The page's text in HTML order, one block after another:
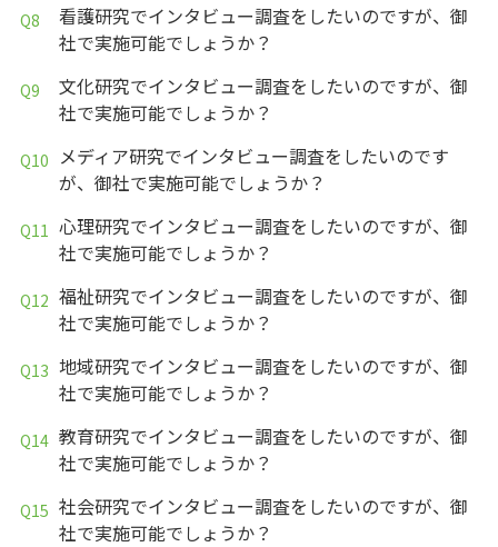
看護研究でインタビュー調査をしたいのですが、御
社で実施可能でしょうか？
文化研究でインタビュー調査をしたいのですが、御
社で実施可能でしょうか？
メディア研究でインタビュー調査をしたいのです
が、御社で実施可能でしょうか？
心理研究でインタビュー調査をしたいのですが、御
社で実施可能でしょうか？
福祉研究でインタビュー調査をしたいのですが、御
社で実施可能でしょうか？
地域研究でインタビュー調査をしたいのですが、御
社で実施可能でしょうか？
教育研究でインタビュー調査をしたいのですが、御
社で実施可能でしょうか？
社会研究でインタビュー調査をしたいのですが、御
社で実施可能でしょうか？